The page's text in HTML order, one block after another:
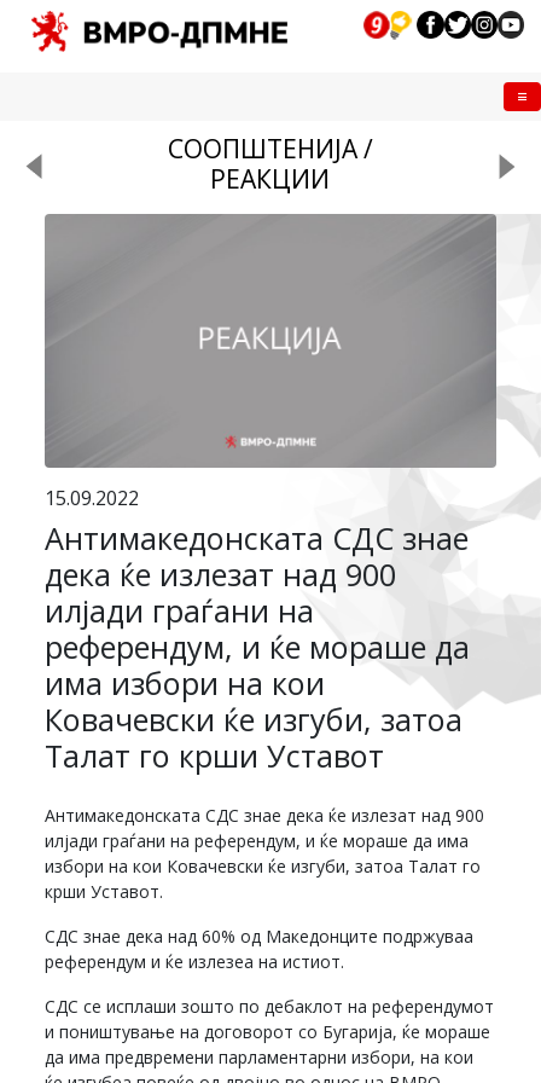
СООПШТЕНИЈА /
РЕАКЦИИ
15.09.2022
Антимакедонската СДС знае
дека ќе излезат над 900
илјади граѓани на
референдум, и ќе мораше да
има избори на кои
Ковачевски ќе изгуби, затоа
Талат го крши Уставот
Антимакедонската СДС знае дека ќе излезат над 900
илјади граѓани на референдум, и ќе мораше да има
избори на кои Ковачевски ќе изгуби, затоа Талат го
крши Уставот.
СДС знае дека над 60% од Македонците подржуваа
референдум и ќе излезеа на истиот.
СДС се исплаши зошто по дебаклот на референдумот
и поништување на договорот со Бугарија, ќе мораше
да има предвремени парламентарни избори, на кои